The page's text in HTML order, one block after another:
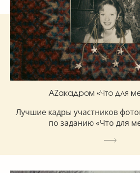
AZакадром «Что для
Лучшие кадры участников
по заданию «Что для